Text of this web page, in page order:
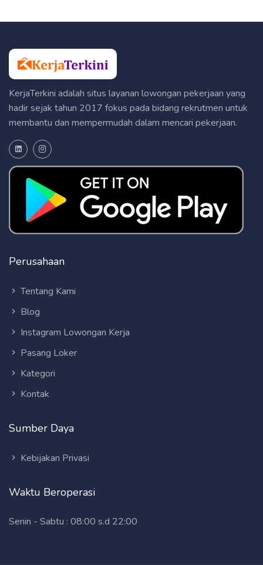
KerjaTerkini adalah situs layanan lowongan pekerjaan yang
hadir sejak tahun 2017 fokus pada bidang rekrutmen untuk
membantu dan mempermudah dalam mencari pekerjaan.
Perusahaan
Tentang Kami
Blog
Instagram Lowongan Kerja
Pasang Loker
Kategori
Kontak
Sumber Daya
Kebijakan Privasi
Waktu Beroperasi
Senin - Sabtu : 08:00 s.d 22:00